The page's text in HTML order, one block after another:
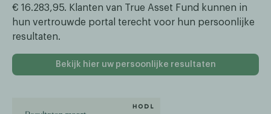
€ 16.283,95. Klanten van True Asset Fund kunnen in
hun vertrouwde portal terecht voor hun persoonlijke
resultaten.
Bekijk hier uw persoonlijke resultaten